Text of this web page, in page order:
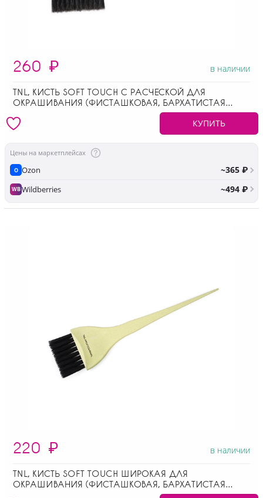
260 ₽ в наличии
TNL, КИСТЬ SOFT TOUCH С РАСЧЕСКОЙ ДЛЯ
ОКРАШИВАНИЯ (ФИСТАШКОВАЯ, БАРХАТИСТАЯ
КУПИТЬ
Цены на маркетплейсах
O Ozon ~365 ₽
WBWildberries ~494 ₽
220 ₽ в наличии
TNL, КИСТЬ SOFT TOUCH ШИРОКАЯ ДЛЯ
ОКРАШИВАНИЯ (ФИСТАШКОВАЯ, БАРХАТИСТАЯ